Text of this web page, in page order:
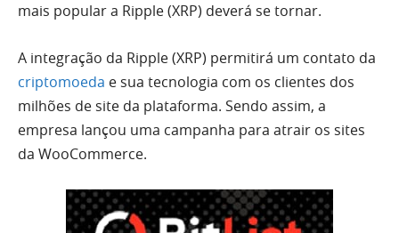
mais popular a Ripple (XRP) deverá se tornar.
A integração da Ripple (XRP) permitirá um contato da
criptomoeda e sua tecnologia com os clientes dos
milhões de site da plataforma. Sendo assim, a
empresa lançou uma campanha para atrair os sites
da WooCommerce.